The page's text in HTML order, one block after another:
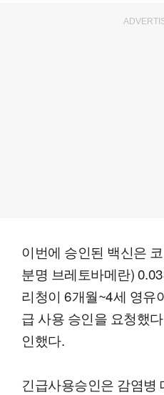
이번에 승인된 백신은
분명 브레토바메란)
리청이 6개월~4세 영유
급 사용 승인을 요청했
인했다.
긴급사용승인은 감염병